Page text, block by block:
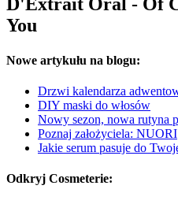
D'Extrait Oral - Of
You
Nowe artykułu na blogu:
Drzwi kalendarza
DIY maski do włosów
Nowy sezon, nowa rutyna
Poznaj założyciela: NUORI
Jakie serum pasuje do
Odkryj Cosmeterie: